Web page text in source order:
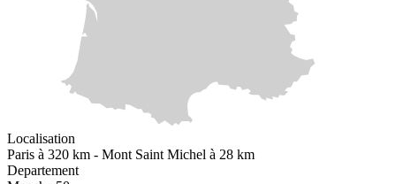
Localisation
Paris à 320 km - Mont Saint Michel à 28 km
Departement